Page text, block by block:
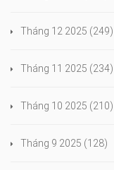
Tháng 12 2025 (249)
Tháng 11 2025 (234)
Tháng 10 2025 (210)
Tháng 9 2025 (128)